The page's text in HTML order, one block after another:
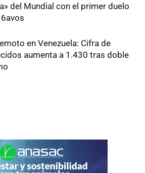
del Mundial con el primer duelo
en Venezuela: Cifra de
aumenta a 1.430 tras doble